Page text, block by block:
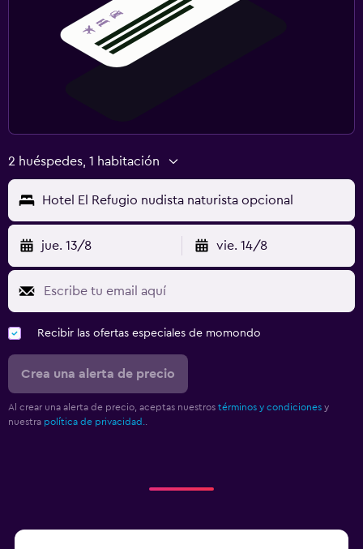
2 huéspedes, 1 habitación
Hotel El Refugio nudista naturista opcional
jue. 13/8 vie. 14/8
Recibir las ofertas especiales de momondo
Crea una alerta de precio
Al crear una alerta de precio, aceptas nuestros términos y condiciones y
nuestra política de privacidad.